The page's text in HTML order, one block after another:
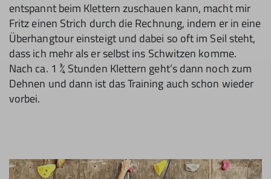
entspannt beim Klettern zuschauen kann, macht mir
Fritz einen Strich durch die Rechnung, indem er in eine
Überhangtour einsteigt und dabei so oft im Seil steht,
dass ich mehr als er selbst ins Schwitzen komme.
Nach ca. 1 ¾ Stunden Klettern geht’s dann noch zum
Dehnen und dann ist das Training auch schon wieder
vorbei.